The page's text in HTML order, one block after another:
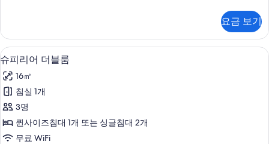
모
두
보
기
더
블
룸
자
세
히
보
기
요금 보기
슈
피
리
어
더
블
슈피리어 더블룸 | 고급 침구, 객실 내
14
슈피리어 더블룸
16㎡
침실 1개
3명
퀸사이즈침대 1개 또는 싱글침대 2개
무료 WiFi